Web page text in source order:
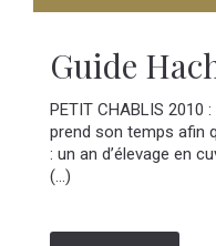
Guide
PETIT CHABLIS 2010
prend son temps afin
: un an d’élevage en
(...)